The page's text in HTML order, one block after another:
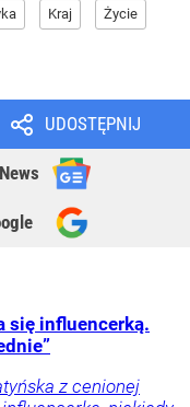
Kraj Życie
UDOSTĘPNIJ
się influencerką.
z cenionej